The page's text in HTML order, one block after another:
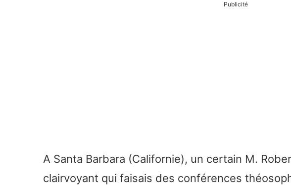
Publicité
A Santa Barbara (Californie), un certain M.
clairvoyant qui faisais des conférences